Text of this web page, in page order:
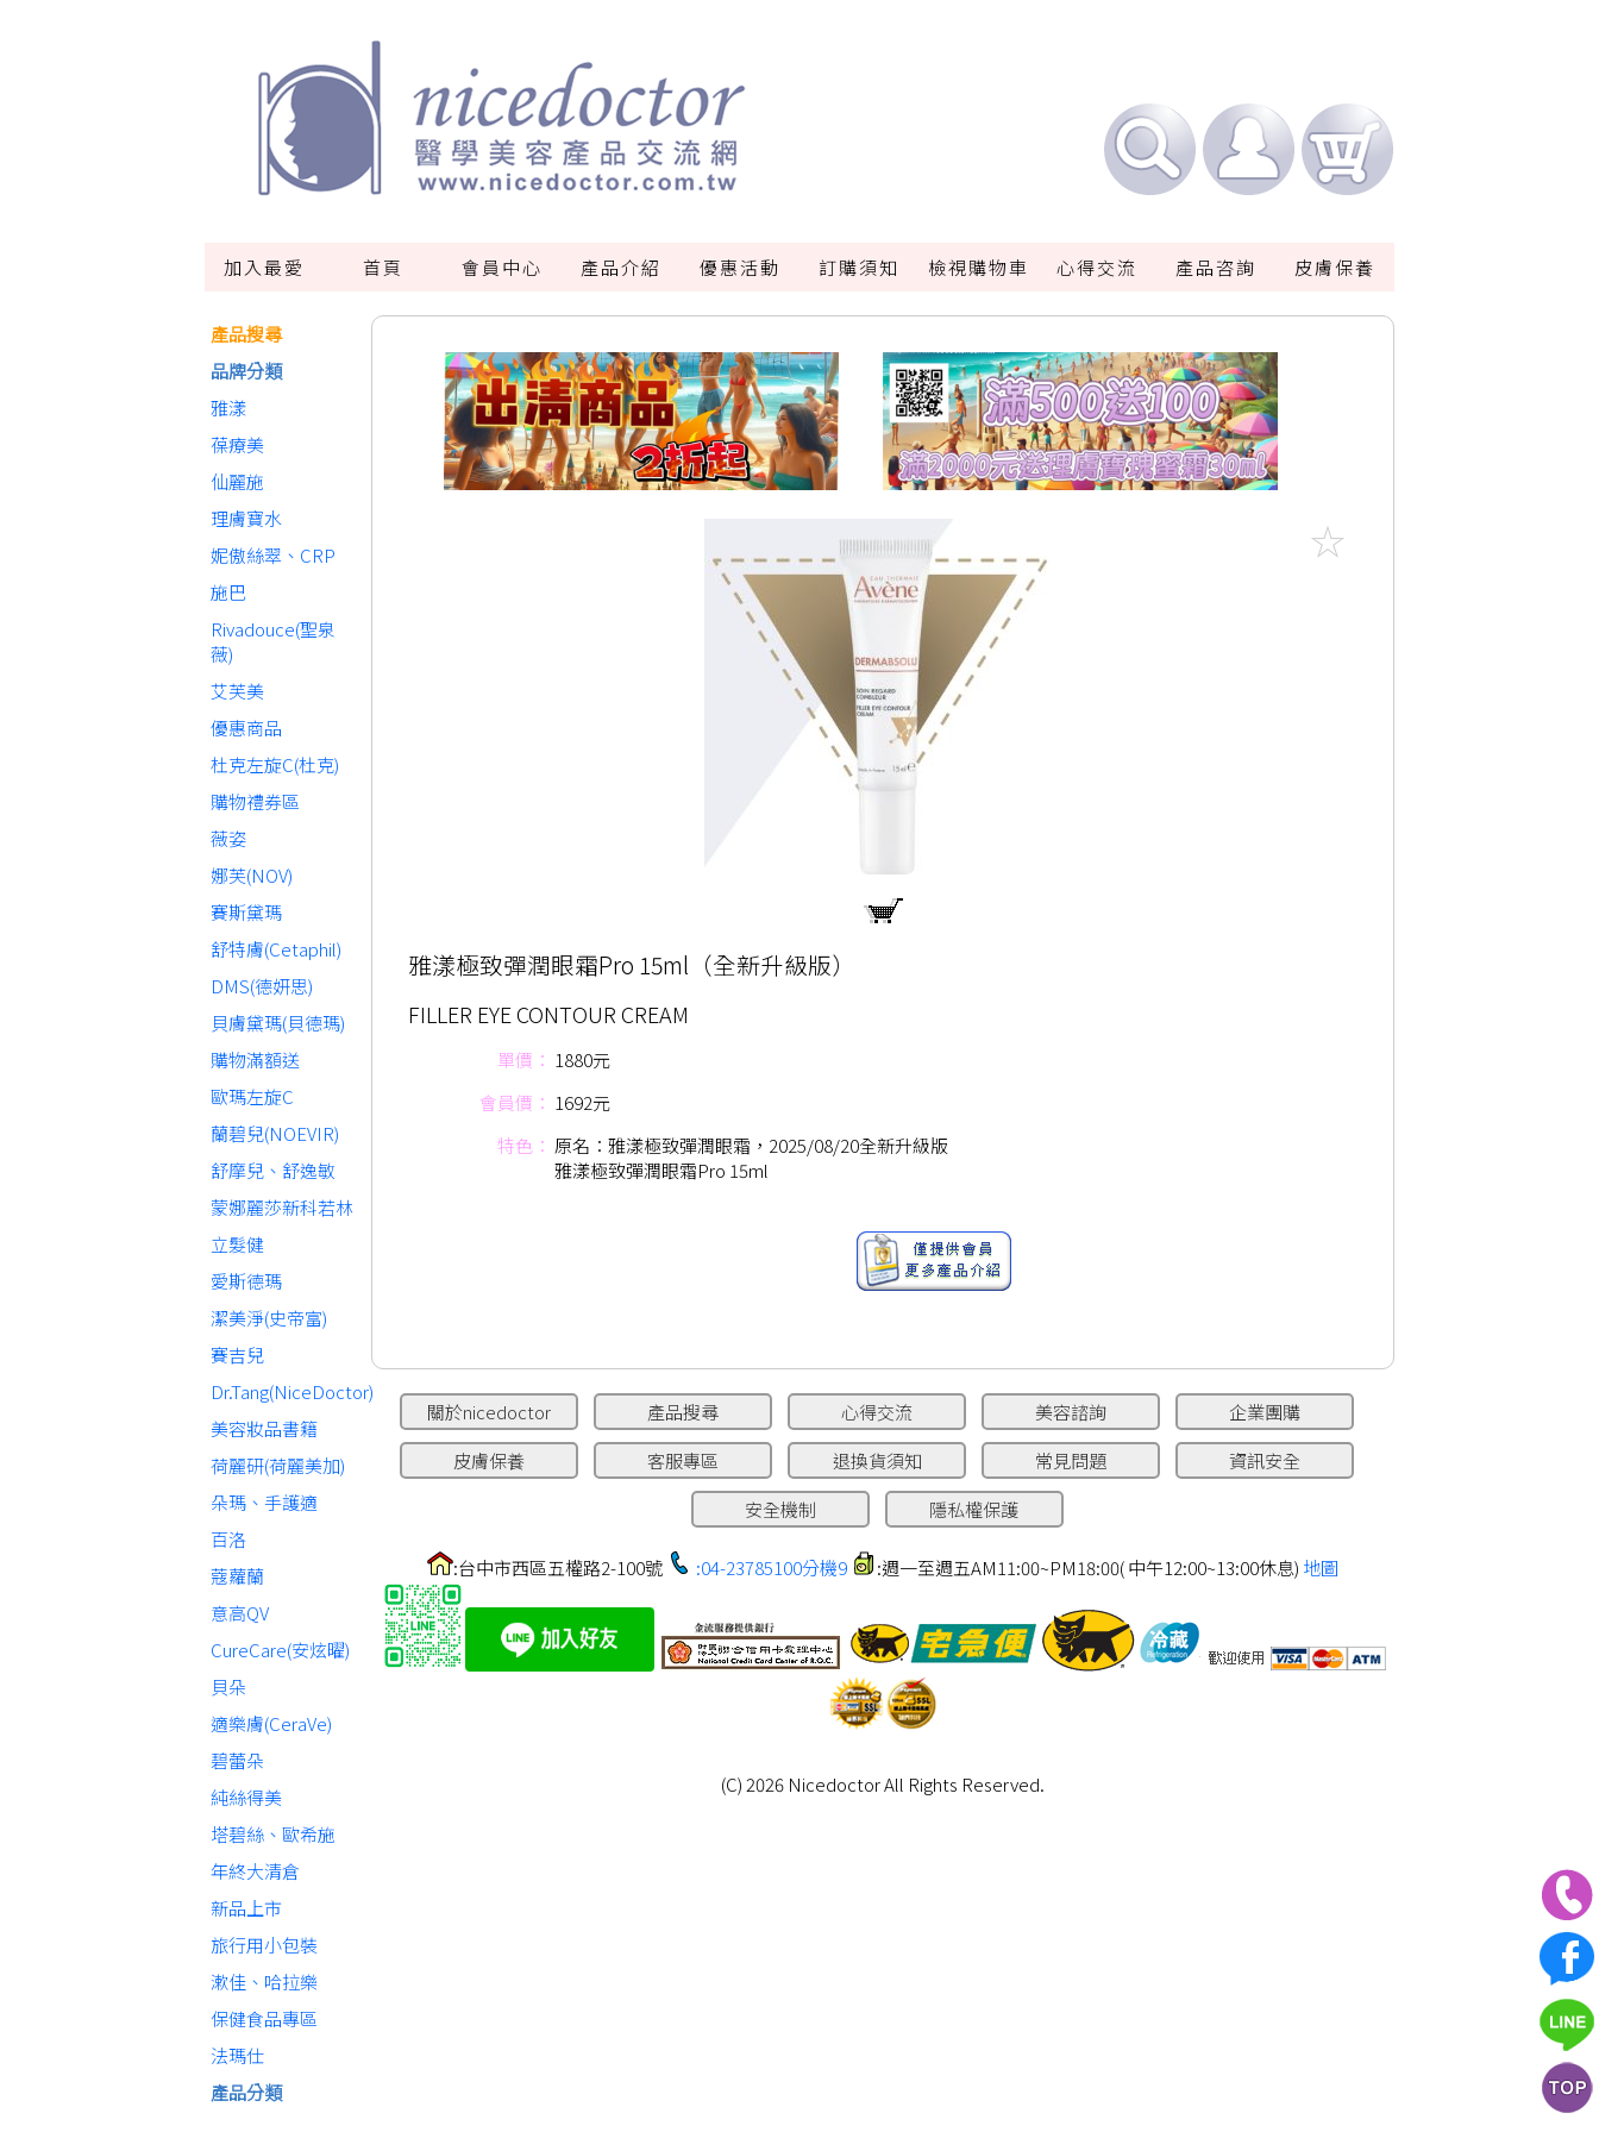
加入最愛 首頁 會員中心 產品介紹 優惠活動 訂購須知 檢視購物車 心得交流 產品咨詢 皮膚保養
產品搜尋
品牌分類
雅漾
葆療美
仙麗施
理膚寶水
妮傲絲翠、CRP
施巴
Rivadouce(聖泉
薇)
艾芙美
優惠商品
杜克左旋C(杜克)
購物禮券區
薇姿
娜芙(NOV)
賽斯黛瑪
舒特膚(Cetaphil)
DMS(德妍思)
貝膚黛瑪(貝德瑪)
購物滿額送
歐瑪左旋C
蘭碧兒(NOEVIR)
舒摩兒、舒逸敏
蒙娜麗莎新科若林
立髮健
愛斯德瑪
潔美淨(史帝富)
賽吉兒
Dr.Tang(NiceDoctor)
美容妝品書籍
荷麗研(荷麗美加)
朵瑪、手護適
百洛
蔻蘿蘭
意高QV
CureCare(安炫曜)
貝朵
適樂膚(CeraVe)
碧蕾朵
純絲得美
塔碧絲、歐希施
年終大清倉
新品上市
旅行用小包裝
漱佳、哈拉樂
保健食品專區
法瑪仕
產品分類
雅漾極致彈潤眼霜Pro 15ml（全新升級版）
FILLER EYE CONTOUR CREAM
單價： 1880元
會員價： 1692元
特色： 原名：雅漾極致彈潤眼霜，2025/08/20全新升級版
雅漾極致彈潤眼霜Pro 15ml
關於nicedoctor 產品搜尋 心得交流 美容諮詢
企業團購
皮膚保養
客服專區 退換貨須知 常見問題
資訊安全
安全機制
隱私權保護
:台中市西區五權路2-100號 :04-23785100分機9 :週一至週五AM11:00~PM18:00( 中午12:00~13:00休息) 地圖
(C) 2026 Nicedoctor All Rights Reserved.